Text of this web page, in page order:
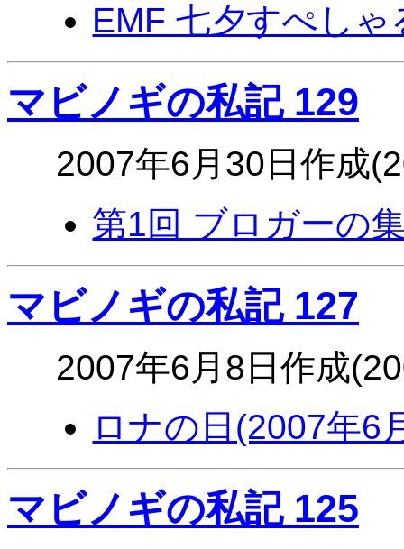
EMF 七夕すぺし
マビノギの私記 129
2007年6月30日作成
第1回 ブロガーの
マビノギの私記 127
2007年6月8日作成
ロナの日(2007年6
マビノギの私記 125